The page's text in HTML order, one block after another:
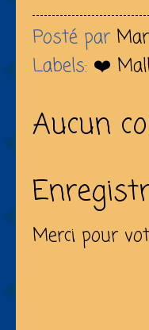
Posté par
Labels: ❤️
Aucun
Merci pour